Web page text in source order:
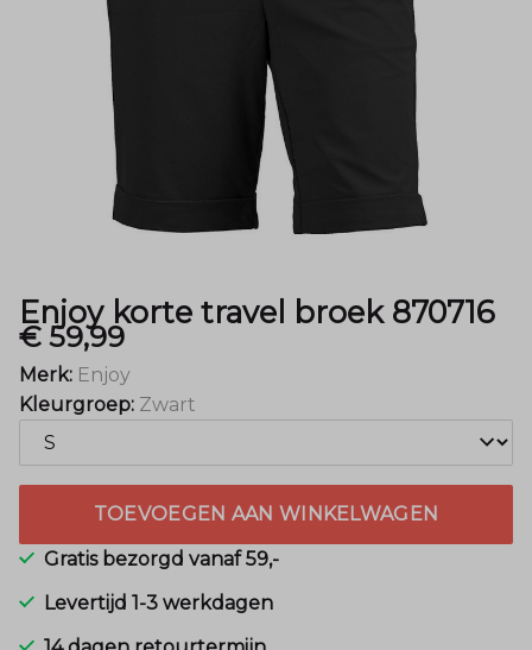
Menger
Mode
Enjoy korte travel broek 870716
€ 59,99
Merk: Enjoy
Kleurgroep: Zwart
TOEVOEGEN AAN WINKELWAGEN
Gratis bezorgd vanaf 59,-
Levertijd 1-3 werkdagen